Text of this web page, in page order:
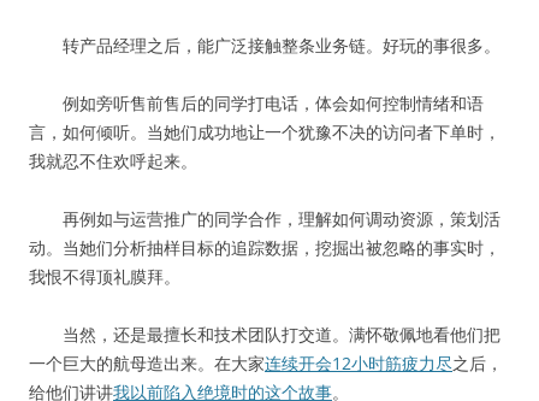
转产品经理之后，能广泛接触整条业务链。好玩的事很多。
例如旁听售前售后的同学打电话，体会如何控制情绪和语
言，如何倾听。当她们成功地让一个犹豫不决的访问者下单时，
我就忍不住欢呼起来。
再例如与运营推广的同学合作，理解如何调动资源，策划活
动。当她们分析抽样目标的追踪数据，挖掘出被忽略的事实时，
我恨不得顶礼膜拜。
当然，还是最擅长和技术团队打交道。满怀敬佩地看他们把
一个巨大的航母造出来。在大家连续开会12小时筋疲力尽之后，
给他们讲讲我以前陷入绝境时的这个故事。